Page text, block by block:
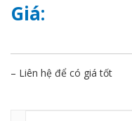
Giá:
– Liên hệ để có giá tốt